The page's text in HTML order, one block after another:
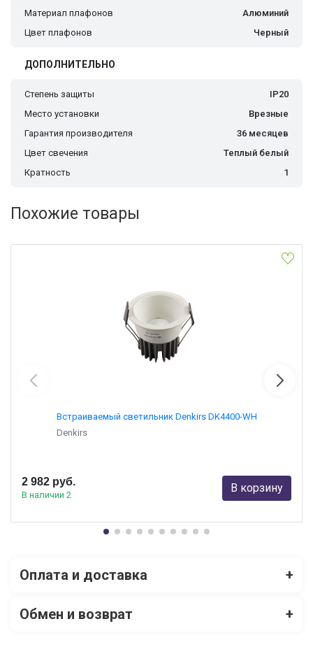
Материал плафонов
Алюминий
Цвет плафонов
Черный
ДОПОЛНИТЕЛЬНО
Степень защиты
IP20
Место установки
Врезные
Гарантия производителя
36 месяцев
Цвет свечения
Теплый белый
Кратность
1
Похожие товары
Встраиваемый светильник Denkirs DK4400-WH
Denkirs
2 982 руб.
В наличии 2
В корзину
Оплата и доставка +
Обмен и возврат +